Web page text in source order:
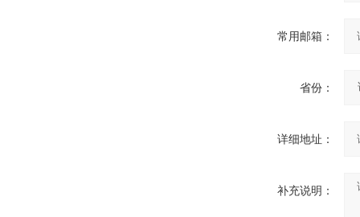
常用邮箱：
省份：
详细地址：
补充说明：